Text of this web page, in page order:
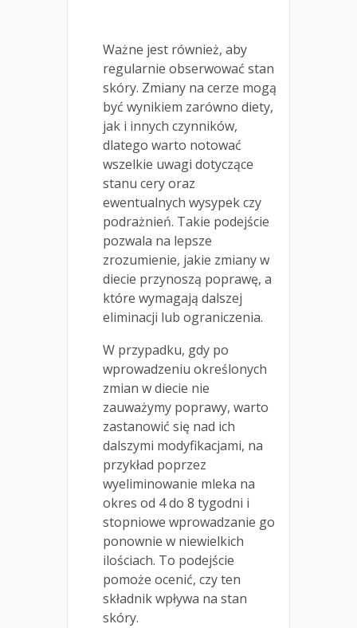
Ważne jest również, aby
regularnie obserwować stan
skóry. Zmiany na cerze mogą
być wynikiem zarówno diety,
jak i innych czynników,
dlatego warto notować
wszelkie uwagi dotyczące
stanu cery oraz
ewentualnych wysypek czy
podrażnień. Takie podejście
pozwala na lepsze
zrozumienie, jakie zmiany w
diecie przynoszą poprawę, a
które wymagają dalszej
eliminacji lub ograniczenia.
W przypadku, gdy po
wprowadzeniu określonych
zmian w diecie nie
zauważymy poprawy, warto
zastanowić się nad ich
dalszymi modyfikacjami, na
przykład poprzez
wyeliminowanie mleka na
okres od 4 do 8 tygodni i
stopniowe wprowadzanie go
ponownie w niewielkich
ilościach. To podejście
pomoże ocenić, czy ten
składnik wpływa na stan
skóry.